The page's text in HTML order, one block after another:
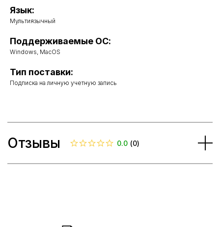
Язык:
Мультиязычный
Поддерживаемые ОС:
Windows, MacOS
Тип поставки:
Подписка на личную учетную запись
Отзывы 0.0 (0)